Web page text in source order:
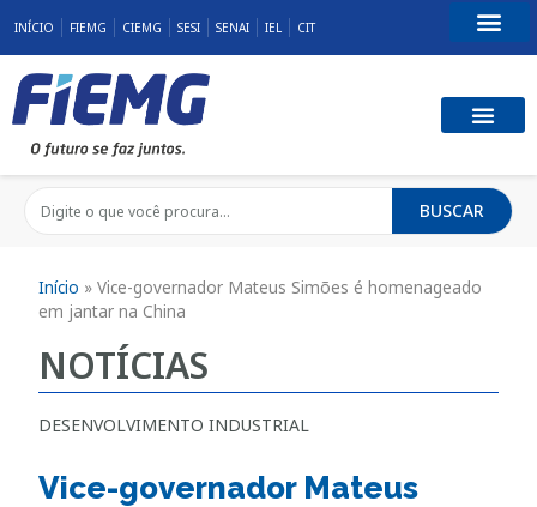
INÍCIO FIEMG CIEMG SESI SENAI IEL CIT
BUSCAR
Início »Vice-governador Mateus Simões é homenageado
em jantar na China
NOTÍCIAS
DESENVOLVIMENTO INDUSTRIAL
Vice-governador Mateus